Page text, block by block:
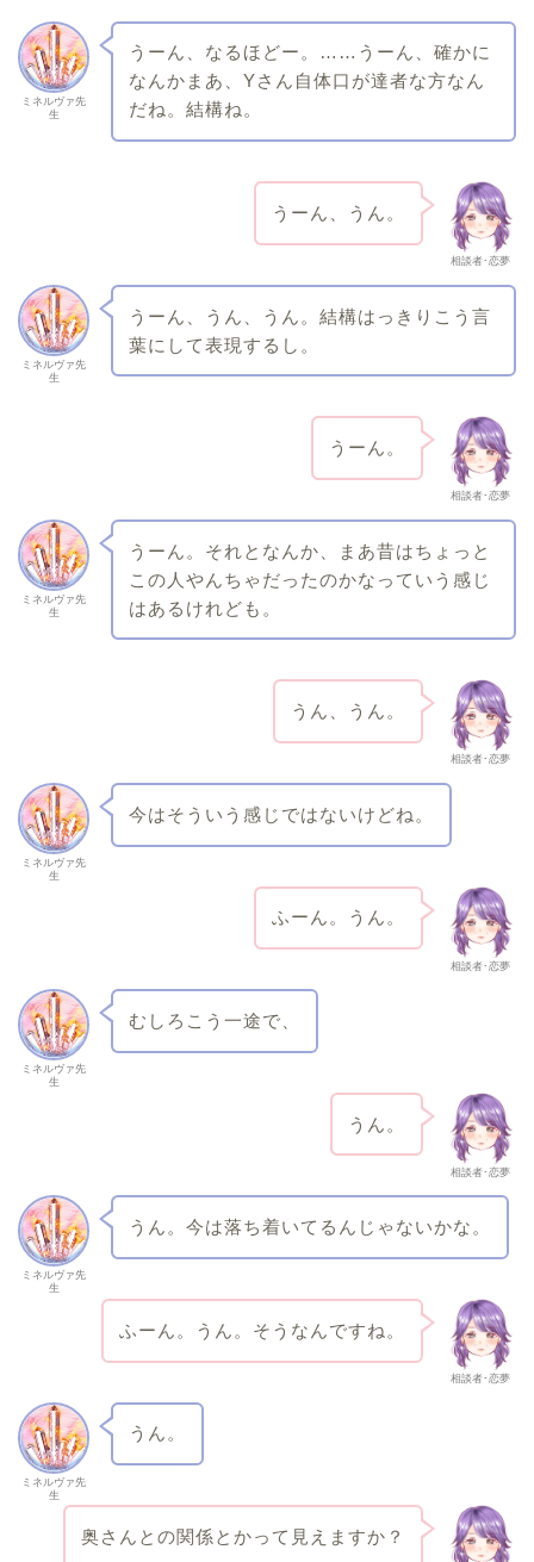
ミネルヴァ先
生
うーん、なるほどー。……うーん、確かに
なんかまあ、Yさん自体口が達者な方なん
だね。結構ね。
相談者･恋夢
うーん、うん。
ミネルヴァ先
生
うーん、うん、うん。結構はっきりこう言
葉にして表現するし。
相談者･恋夢
うーん。
ミネルヴァ先
生
うーん。それとなんか、まあ昔はちょっと
この人やんちゃだったのかなっていう感じ
はあるけれども。
相談者･恋夢
うん、うん。
ミネルヴァ先
生
今はそういう感じではないけどね。
相談者･恋夢
ふーん。うん。
ミネルヴァ先
生
むしろこう一途で、
相談者･恋夢
うん。
ミネルヴァ先
生
うん。今は落ち着いてるんじゃないかな。
相談者･恋夢
ふーん。うん。そうなんですね。
ミネルヴァ先
生
うん。
奥さんとの関係とかって見えますか？